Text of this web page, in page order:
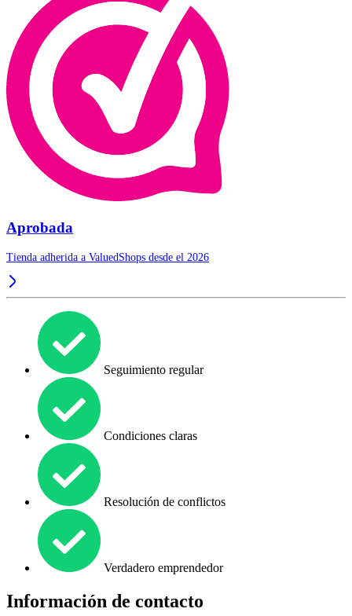
Aprobada
Tienda adherida a ValuedShops desde el 2026
Seguimiento regular
Condiciones claras
Resolución de conflictos
Verdadero emprendedor
Información de contacto